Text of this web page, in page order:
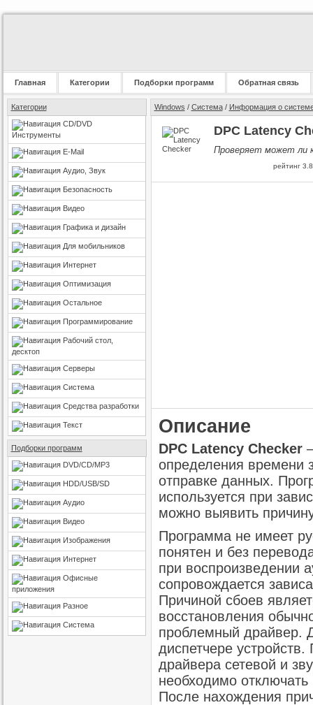
Главная Категории Подборки программ Обратная связь
Категории
CD/DVD
Инструменты
E-Mail
Аудио, Звук
Безопасность
Видео
Графика и дизайн
Для мобильников
Интернет
Оптимизация
Остальное
Программирование
Рабочий стол,
десктоп
Серверы
Система
Средства разработки
Текст
Подборки программ
DVD/CD/MP3
HDD/USB/SD
Аудио
Видео
Изображения
Интернет
Офисные
приложения
Разное
Система
Windows / Система/ Информация о
DPC Latency
Проверяет может ли
рейтинг 3.8
Описание
DPC Latency Checker
определения времени
отправке данных.
используется при
можно выявить
Программа не имеет
понятен и без
при воспроизведении
сопровождается
Причиной сбоев
восстановления
проблемный драйвер.
диспетчере
драйвера сетевой и
необходимо
После нахождения